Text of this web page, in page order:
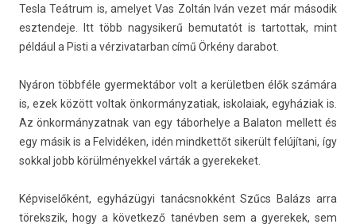
Tesla Teátrum is, amelyet Vas Zoltán Iván vezet már második
eszten­deje. Itt több nagysik­erű be­mutatót is tar­tottak, mint
például a Pisti a vér­zivatar­ban című Örkény darabot.
Nyáron többféle gyer­mektábor volt a kerületb­en élők számára
is, ezek között vol­tak önkor­mányzatiak, is­kolaiak, egyháziak is.
Az önkor­mányzat­nak van egy tábor­helye a Balaton mel­lett és
egy másik is a Fel­vidék­en, idén mindket­tőt sikerült felújítani, így
sokk­al jobb körül­mények­kel várták a gyerekeket.
Kép­viselőként, egyházügyi tanácsnok­ként Szűcs Balázs arra
törekszik, hogy a követ­kező tanévben sem a gyerekek, sem